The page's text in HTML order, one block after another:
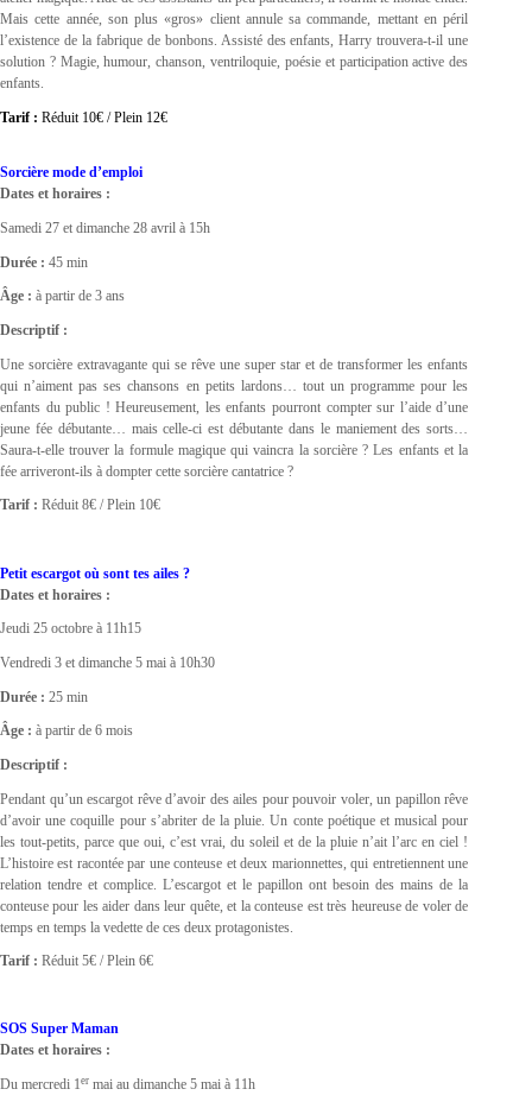
Mais cette année, son plus «gros» client annule sa commande, mettant en péril
l’existence de la fabrique de bonbons. Assisté des enfants, Harry trouvera-t-il une
solution ? Magie, humour, chanson, ventriloquie, poésie et participation active des
enfants.
Tarif : Réduit 10€ / Plein 12€
Sorcière mode d’emploi
Dates et horaires :
Samedi 27 et dimanche 28 avril à 15h
Durée : 45 min
Âge : à partir de 3 ans
Descriptif :
Une sorcière extravagante qui se rêve une super star et de transformer les enfants
qui n’aiment pas ses chansons en petits lardons… tout un programme pour les
enfants du public ! Heureusement, les enfants pourront compter sur l’aide d’une
jeune fée débutante… mais celle-ci est débutante dans le maniement des sorts…
Saura-t-elle trouver la formule magique qui vaincra la sorcière ? Les enfants et la
fée arriveront-ils à dompter cette sorcière cantatrice ?
Tarif : Réduit 8€ / Plein 10€
Petit escargot où sont tes ailes ?
Dates et horaires :
Jeudi 25 octobre à 11h15
Vendredi 3 et dimanche 5 mai à 10h30
Durée : 25 min
Âge : à partir de 6 mois
Descriptif :
Pendant qu’un escargot rêve d’avoir des ailes pour pouvoir voler, un papillon rêve
d’avoir une coquille pour s’abriter de la pluie. Un conte poétique et musical pour
les tout-petits, parce que oui, c’est vrai, du soleil et de la pluie n’ait l’arc en ciel !
L’histoire est racontée par une conteuse et deux marionnettes, qui entretiennent une
relation tendre et complice. L’escargot et le papillon ont besoin des mains de la
conteuse pour les aider dans leur quête, et la conteuse est très heureuse de voler de
temps en temps la vedette de ces deux protagonistes.
Tarif : Réduit 5€ / Plein 6€
SOS Super Maman
Dates et horaires :
Du mercredi 1er mai au dimanche 5 mai à 11h